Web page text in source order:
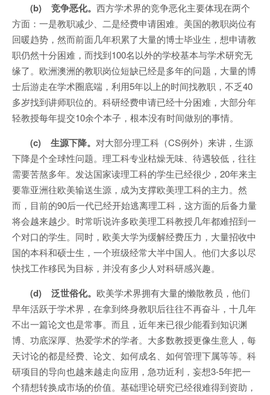
(b) 竞争恶化。 西方学术界的竞争恶化主要体现在两个
方面：一是教职减少、二是经费申请困难。美国的教职岗位有
回暖趋势，然而前面几年积累了大量的博士毕业生，想申请教
职仍然十分困难，而找到100名以外的学校基本与学术研究无
缘了。欧洲澳洲的教职岗位短缺已经是多年的问题，大量的博
士后游走在学术圈底端，利用5年以上的时间找教职，不乏40
多岁找到讲师职位的。科研经费申请已经十分困难，大部分年
轻教授每年提交10余个本子，根本没有时间做别的事情。
(c) 生源下降。 对大部分理工科（CS例外）来讲，生源
下降是个全球性问题。理工科专业枯燥无味、待遇较低，往往
需要苦熬多年。发达国家读理工科的学生已经很少，20年来主
要靠亚洲往欧美输送生源，成为支撑欧美理工科的主力。然
而，目前的90后一代已经开始逃离理工科，这方面的后备力量
将会越来越少。时常听说许多欧美理工科教授几年都难招到一
个对口的学生。同时，欧美大学为缓解经费压力，大量招收中
国的本科和硕士生，一个班级经常大半中国人。他们大多以尽
快找工作移民为目标，并没有多少人对科研感兴趣。
(d) 泛世俗化。 欧美学术界拥有大量的懒散教员，他们
早年活跃于学术界，在拿到终身教职后往往不再奋斗，十几年
不出一篇论文也是常事。而且，近年来已很少能看到知识渊
博、功底深厚、热爱学术的学者。大多数教授更像生意人，每
天讨论的都是经费、论文、如何成名、如何管理下属等等。科
研项目的导向也越来越走向应用，急功近利，妄想3-5年把一
个猜想转换成市场的价值。基础理论研究已经很难得到资助，